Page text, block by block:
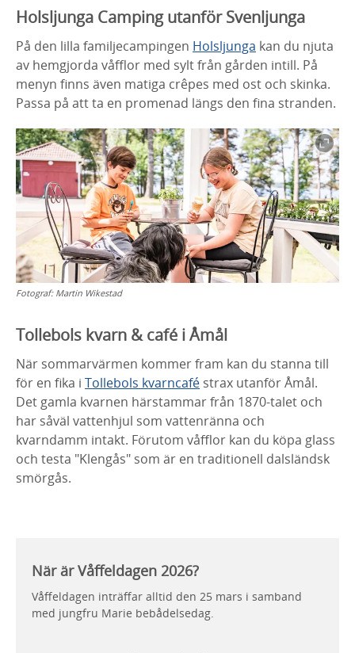
Holsljunga Camping utanför Svenljunga
På den lilla familjecampingen Holsljunga kan du njuta
av hemgjorda våfflor med sylt från gården intill. På
menyn finns även matiga crêpes med ost och skinka.
Passa på att ta en promenad längs den fina stranden.
Fotograf: Martin Wikestad
Tollebols kvarn & café i Åmål
När sommarvärmen kommer fram kan du stanna till
för en fika i Tollebols kvarncafé strax utanför Åmål.
Det gamla kvarnen härstammar från 1870-talet och
har såväl vattenhjul som vattenränna och
kvarndamm intakt. Förutom våfflor kan du köpa glass
och testa "Klengås" som är en traditionell dalsländsk
smörgås.
När är Våffeldagen 2026?
Våffeldagen inträffar alltid den 25 mars i samband
med jungfru Marie bebådelsedag.